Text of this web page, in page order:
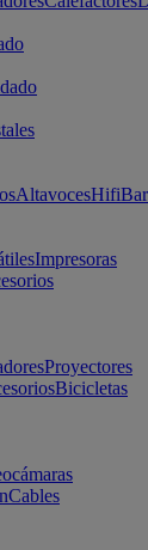
AltavocesHifi
Impresoras
Proyectores
Bicicletas
Cables